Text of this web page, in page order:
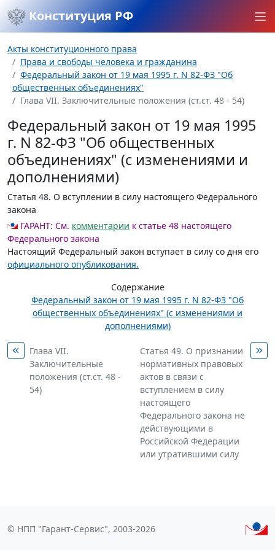
Конституция РФ
Акты конституционного права
Права и свободы человека и гражданина
Федеральный закон от 19 мая 1995 г. N 82-ФЗ "Об
общественных объединениях"
Глава VII. Заключительные положения (ст.ст. 48 - 54)
Федеральный закон от 19 мая 1995
г. N 82-ФЗ "Об общественных
объединениях" (с изменениями и
дополнениями)
Статья 48. О вступлении в силу настоящего Федерального
закона
ГАРАНТ: См. комментарии к статье 48 настоящего
Федерального закона
Настоящий Федеральный закон вступает в силу со дня его
официального опубликования.
Содержание
Федеральный закон от 19 мая 1995 г. N 82-ФЗ "Об
общественных объединениях" (с изменениями и
дополнениями)
Глава VII.
Заключительные
положения (ст.ст. 48 -
54)
Статья 49. О признании
нормативных правовых
актов в связи с
вступлением в силу
настоящего
Федерального закона не
действующими в
Российской Федерации
или утратившими силу
© НПП "Гарант-Сервис", 2003-2026